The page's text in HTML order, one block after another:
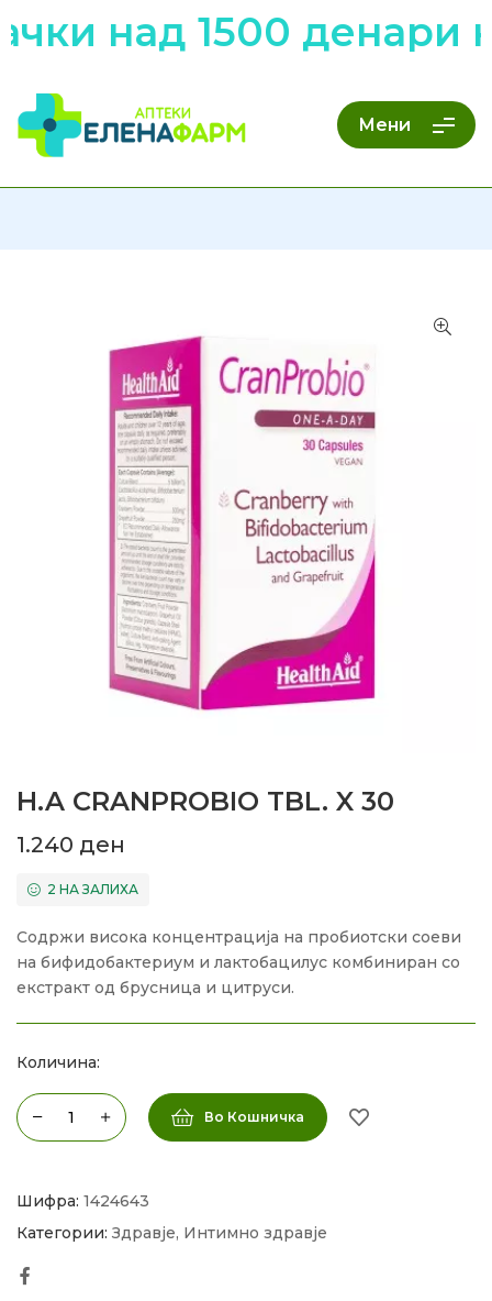
над 1500 денари
Мени
H.A CRANPROBIO TBL. X 30
1.240 ден
2 НА ЗАЛИХА
Содржи висока концентрација на пробиотски соеви
на бифидобактериум и лактобацилус комбиниран со
екстракт од брусница и цитруси.
Количина:
Во Кошничка
Шифра: 1424643
Категории: Здравје, Интимно здравје